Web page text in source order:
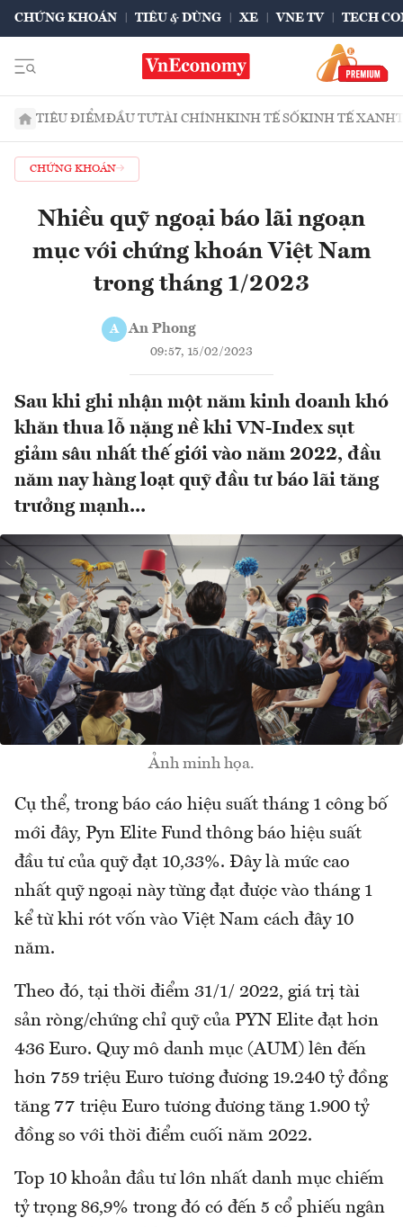
CHỨNG KHOÁN TIÊU & DÙNG XE VNE TV TECH
TIÊU ĐIỂMĐẦU TƯTÀI CHÍNHKINH TẾ SỐKINH TẾ XANH
CHỨNG KHOÁN
Nhiều quỹ ngoại báo lãi ngoạn
mục với chứng khoán Việt Nam
trong tháng 1/2023
A An Phong
09:57, 15/02/2023
Sau khi ghi nhận một năm kinh doanh khó
khăn thua lỗ nặng nề khi VN-Index sụt
giảm sâu nhất thế giới vào năm 2022, đầu
năm nay hàng loạt quỹ đầu tư báo lãi tăng
trưởng mạnh...
Ảnh minh họa.
Cụ thể, trong báo cáo hiệu suất tháng 1 công bố
mới đây, Pyn Elite Fund thông báo hiệu suất
đầu tư của quỹ đạt 10,33%. Đây là mức cao
nhất quỹ ngoại này từng đạt được vào tháng 1
kể từ khi rót vốn vào Việt Nam cách đây 10
năm.
Theo đó, tại thời điểm 31/1/ 2022, giá trị tài
sản ròng/chứng chỉ quỹ của PYN Elite đạt hơn
436 Euro. Quy mô danh mục (AUM) lên đến
hơn 759 triệu Euro tương đương 19.240 tỷ đồng
tăng 77 triệu Euro tương đương tăng 1.900 tỷ
đồng so với thời điểm cuối năm 2022.
Top 10 khoản đầu tư lớn nhất danh mục chiếm
tỷ trọng 86,9% trong đó có đến 5 cổ phiếu ngân